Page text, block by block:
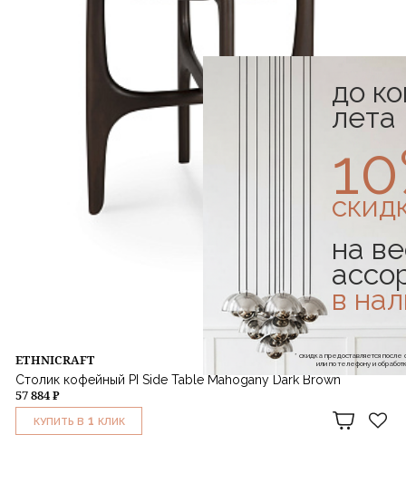
ETHNICRAFT
Столик кофейный PI Side Table Mahogany Dark Brown
57 884 ₽
КУПИТЬ В 1 КЛИК
до
лета
на
в
* скидка предоставляется
или по телефону и